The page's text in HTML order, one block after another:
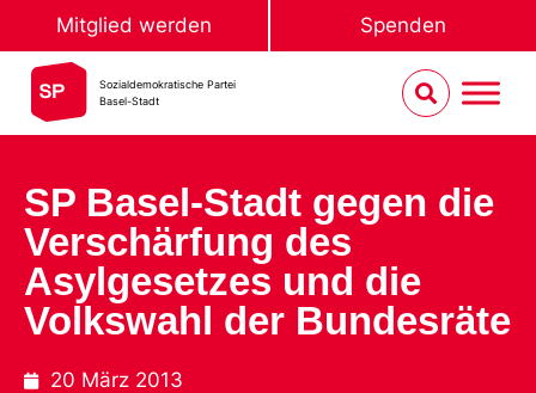
Mitglied werden Spenden
Sozialdemokratische Partei
Basel-Stadt
SP Basel-Stadt gegen die
Verschärfung des
Asylgesetzes und die
Volkswahl der Bundesräte
20 März 2013